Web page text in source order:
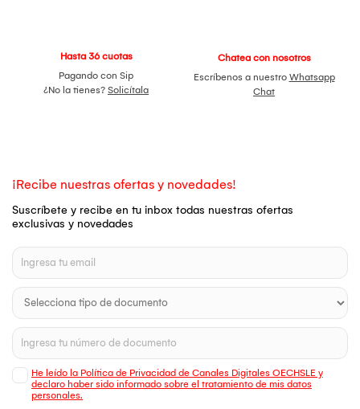
Hasta 36 cuotas
Pagando con Sip
¿No la tienes? Solicítala
Chatea con nosotros
Escríbenos a nuestro Whatsapp
Chat
¡Recibe nuestras ofertas y novedades!
Suscríbete y recibe en tu inbox todas nuestras ofertas
exclusivas y novedades
He leído la Política de Privacidad de Canales Digitales OECHSLE y
declaro haber sido informado sobre el tratamiento de mis datos
personales.